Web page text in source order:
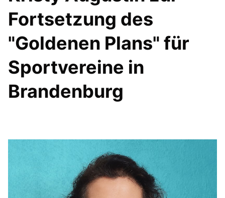
LANDESVORSTAND
LANDESGESCHÄFTSSTELLE
ORGANISATION
KREISVERBÄNDE
VEREINIGUNGEN UND SONDERORGANISATIONEN
LANDESFACHAUSSCHÜSSE
SATZUNG
PARTEIGESCHICHTE
IN DER LANDESREGIERUNG
IM BUNDESTAG
IM EUROPÄISCHEN PARLAMENT
Fortsetzung des
"Goldenen Plans" für
Sportvereine in
Brandenburg